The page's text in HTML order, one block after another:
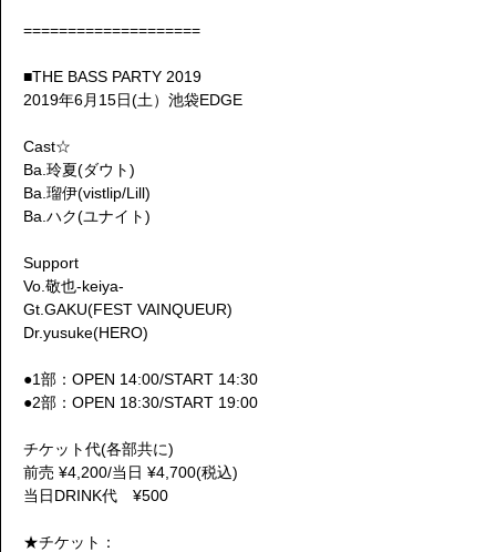
====================
■THE BASS PARTY 2019
2019年6月15日(土） 池袋EDGE
Cast☆
Ba.玲夏(ダウト)
Ba.瑠伊(vistlip/Lill)
Ba.ハク(ユナイト)
Support
Vo.敬也-keiya-
Gt.GAKU(FEST VAINQUEUR)
Dr.yusuke(HERO)
●1部：OPEN 14:00/START 14:30
●2部：OPEN 18:30/START 19:00
チケット代(各部共に)
前売 ¥4,200/当日 ¥4,700(税込)
当日DRINK代 ¥500
★チケット：